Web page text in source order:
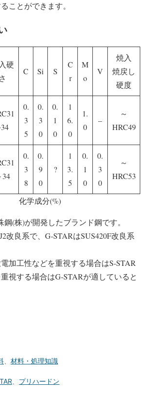
ことができます。
硬
さ
C Si S
C
r
M
o
V
焼入
焼戻し
硬度
0.
3
5
0.
3
0
0.
1
0
1
6.
0
1.
0
–
～
HRC49
34
0.
3
8
0.
9
0
?
1
3.
5
0.
1
0
0.
3
0
～
HRC53
化学成分(%)
鋼(株)が開発したブランド鋼です。
改良系で、G-STARはSUS420F改良系
加工性などを重視する場合はS-STAR
視する場合はG-STARが適していると
材料・処理知識
プリハードン